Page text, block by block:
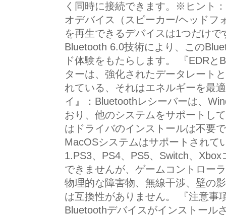
く同時に接続できます。※ヒント
オデバイス（スピーカー/ヘッドフ
を再生できるデバイスは1つだけ
Bluetooth 6.0技術により、この
ド体験をもたらします。 『EDR
ターは、強化されたデータレート
れている、それはエネルギーを最
イ』：Bluetoothレシーバーは、
おり、他のシステムをサポートし
はドライバのインストールは不要
MacOSシステムはサポートされて
1.PS3、PS4、PS5、Switch、
できませんが、ゲームコントロー
物理的な障害物、無線干渉、壁の
は互換性がありません。 『注意事
Bluetoothデバイスがインストール